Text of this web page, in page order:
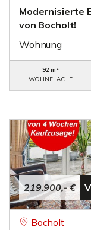
Modernisierte
von Bocholt!
Wohnung
92 m²
WOHNFLÄCHE
219.900,- €
Bocholt